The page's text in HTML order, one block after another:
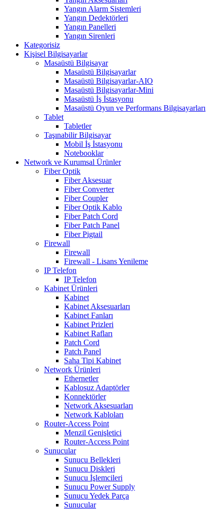
Yangın Alarm Sistemleri
Yangın Dedektörleri
Yangın Panelleri
Yangın Sirenleri
Kategorisiz
Kişisel Bilgisayarlar
Masaüstü Bilgisayar
Masaüstü Bilgisayarlar
Masaüstü Bilgisayarlar-AIO
Masaüstü Bilgisayarlar-Mini
Masaüstü İş İstasyonu
Masaüstü Oyun ve Performans Bilgisayarları
Tablet
Tabletler
Taşınabilir Bilgisayar
Mobil İş İstasyonu
Notebooklar
Network ve Kurumsal Ürünler
Fiber Optik
Fiber Aksesuar
Fiber Converter
Fiber Coupler
Fiber Optik Kablo
Fiber Patch Cord
Fiber Patch Panel
Fiber Pigtail
Firewall
Firewall
Firewall - Lisans Yenileme
IP Telefon
IP Telefon
Kabinet Ürünleri
Kabinet
Kabinet Aksesuarları
Kabinet Fanları
Kabinet Prizleri
Kabinet Rafları
Patch Cord
Patch Panel
Saha Tipi Kabinet
Network Ürünleri
Ethernetler
Kablosuz Adaptörler
Konnektörler
Network Aksesuarları
Network Kabloları
Router-Access Point
Menzil Genişletici
Router-Access Point
Sunucular
Sunucu Bellekleri
Sunucu Diskleri
Sunucu İşlemcileri
Sunucu Power Supply
Sunucu Yedek Parça
Sunucular